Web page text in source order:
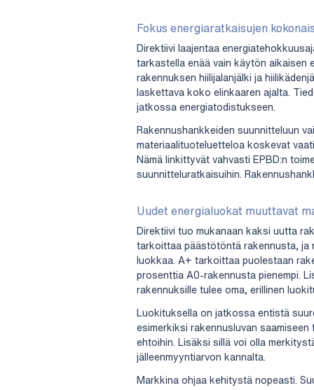
Fokus energiaratkaisujen
Direktiivi laajentaa
tarkastella enää vain käytön aikaisen
rakennuksen hiilijalanjälki ja
laskettava koko elinkaaren ajalta.
jatkossa energiatodistukseen.
Rakennushankkeiden suunnitteluun
materiaalituoteluetteloa koskevat
Nämä linkittyvät vahvasti EPBD:n
suunnitteluratkaisuihin.
Uudet energialuokat muuttavat
Direktiivi tuo mukanaan kaksi uutta
tarkoittaa päästötöntä rakennusta,
luokkaa. A+ tarkoittaa puolestaan
prosenttia A0-rakennusta pienempi.
rakennuksille tulee oma, erillinen
Luokituksella on jatkossa entistä
esimerkiksi rakennusluvan
ehtoihin. Lisäksi sillä voi olla
jälleenmyyntiarvon kannalta.
Markkina ohjaa kehitystä nopeasti.